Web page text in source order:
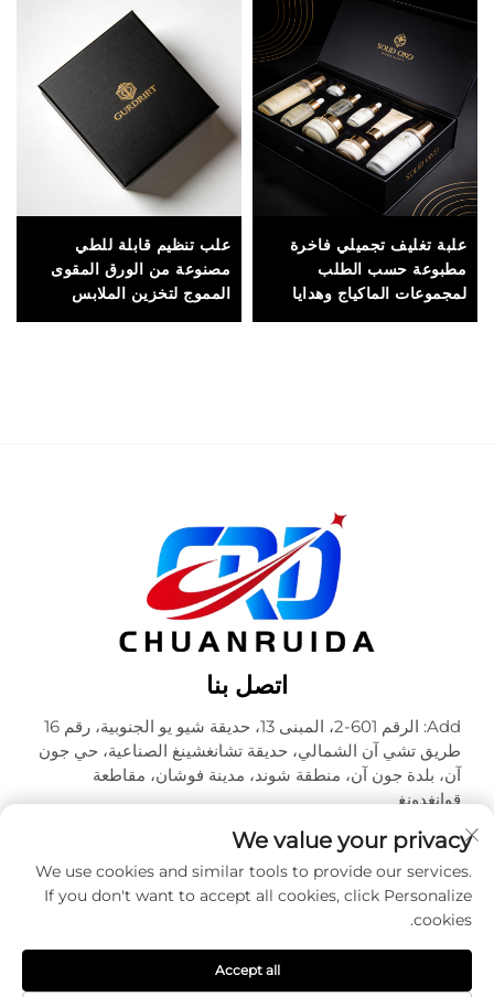
علبة تغليف تجميلي فاخرة
مطبوعة حسب الطلب
لمجموعات الماكياج وهدايا
علب تنظيم قابلة للطي
مصنوعة من الورق المقوى
المموج لتخزين الملابس
اتصل بنا
Add: الرقم 601-2، المبنى 13، حديقة شيو يو الجنوبية، رقم 16
طريق تشي آن الشمالي، حديقة تشانغشينغ الصناعية، حي جون
آن، بلدة جون آن، منطقة شوند، مدينة فوشان، مقاطعة
قوانغدونغ
هاتف:+86-18320933590
البريد الإلكتروني: [email protected]
المحدودة. جميع الحقوق محفوظة -
We value your privacy
We use cookies and similar tools to provide our services.
If you don't want to accept all cookies, click Personalize
cookies.
Accept all